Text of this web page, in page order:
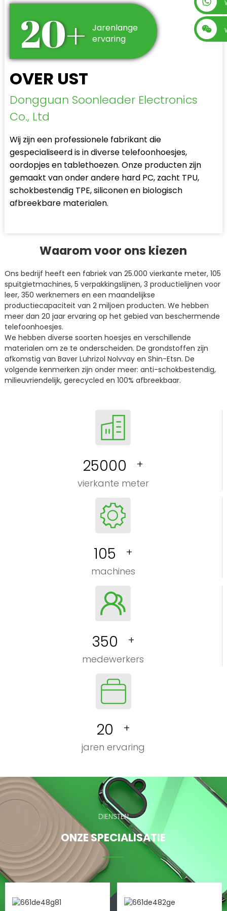
20+
Jarenlange
ervaring
OVER UST
Dongguan Soonleader Electronics
Co., Ltd
Wij zijn een professionele fabrikant die
gespecialiseerd is in diverse telefoonhoesjes,
oordopjes en tablethoezen. Onze producten zijn
gemaakt van onder andere hard PC, zacht TPU,
schokbestendig TPE, siliconen en biologisch
afbreekbare materialen.
Waarom voor ons kiezen
Ons bedrijf heeft een fabriek van 25.000 vierkante meter, 105
spuitgietmachines, 5 verpakkingslijnen, 3 productielijnen voor
leer, 350 werknemers en een maandelijkse
productiecapaciteit van 2 miljoen producten. We hebben
meer dan 20 jaar ervaring op het gebied van beschermende
telefoonhoesjes.
We hebben diverse soorten hoesjes en verschillende
materialen om ze te onderscheiden. De grondstoffen zijn
afkomstig van Baver Luhrizol Nolvvay en Shin-Etsn. De
volgende kenmerken zijn onder meer: ​​anti-schokbestendig,
milieuvriendelijk, gerecycled en 100% afbreekbaar.
25000 +
vierkante meter
105 +
machines
350 +
medewerkers
20 +
jaren ervaring
DIENSTEN
ONZE SPECIALISATIE